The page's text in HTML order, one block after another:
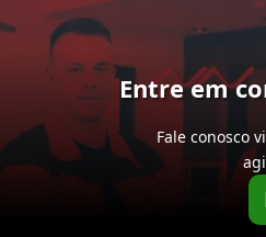
Entre em
Fale conosco